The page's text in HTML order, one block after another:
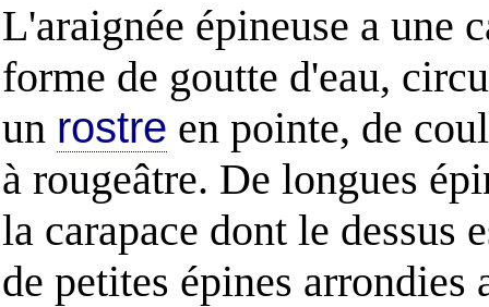
L'araignée épineuse a une
forme de goutte d'eau,
un rostre en pointe, de
à rougeâtre. De longues
la carapace dont le dessus
de petites épines arrondies